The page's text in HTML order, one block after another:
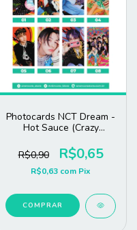
Photocards NCT Dream -
Hot Sauce (Crazy
R$0,90
R$0,65
R$0,63 com Pix
COMPRAR